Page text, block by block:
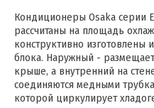
Кондиционеры Osaka серии
рассчитаны на площадь
конструктивно изготовлены
блока. Наружный -
крыше, а внутренний на
соединяются медными
которой циркулирует